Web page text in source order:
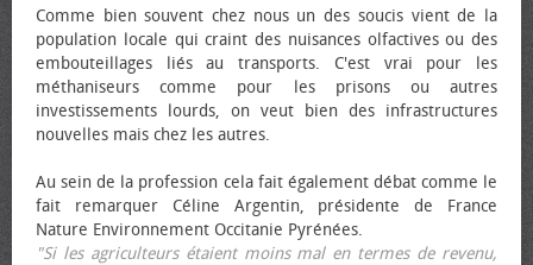
Comme bien souvent chez nous un des soucis vient de la
population locale qui craint des nuisances olfactives ou des
embouteillages liés au transports. C'est vrai pour les
méthaniseurs comme pour les prisons ou autres
investissements lourds, on veut bien des infrastructures
nouvelles mais chez les autres.
Au sein de la profession cela fait également débat comme le
fait remarquer Céline Argentin, présidente de France
Nature Environnement Occitanie Pyrénées.
"Si les agriculteurs étaient moins mal en termes de revenu,